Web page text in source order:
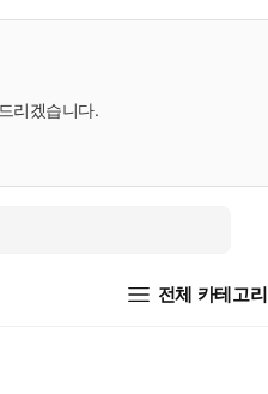
리겠습니다.
전체 카테고리